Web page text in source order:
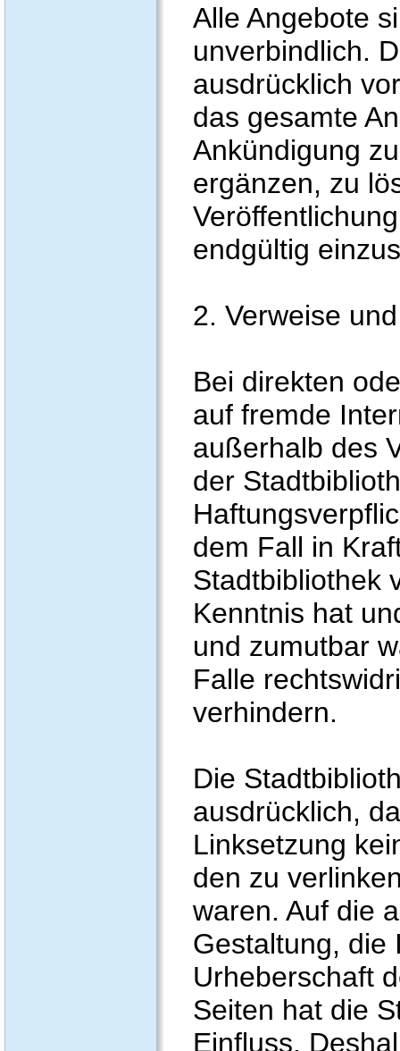
Alle Angebote
unverbindlich.
ausdrücklich
das gesamte
Ankündigung
ergänzen, zu
endgültig
2. Verweise
Bei direkten
auf fremde
außerhalb des
der
dem Fall in
Stadtbibliothek
Kenntnis hat
und zumutbar
Falle
verhindern.
Die
ausdrücklich,
Linksetzung
den zu
waren. Auf die
Gestaltung, die
Urheberschaft
Seiten hat die
Einfluss.